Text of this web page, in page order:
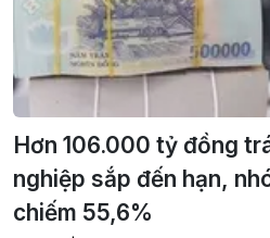
Hơn 106.000 tỷ đồng
nghiệp sắp đến hạn,
chiếm 55,6%